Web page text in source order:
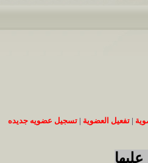
|تفعيل العضوية |تسجيل عضويه جديده